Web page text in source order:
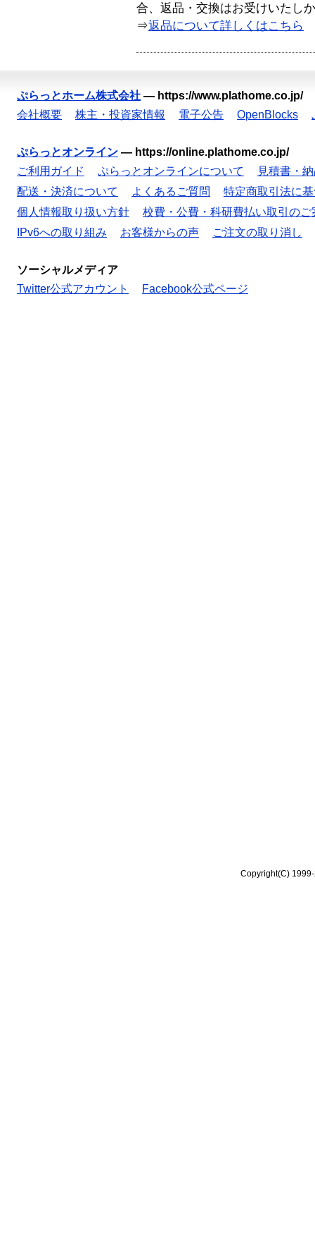
合、返品・交換はお受けいたし
⇒返品について詳しくはこちら
ぷらっとホーム株式会社 — https://www.plathome.co.jp/
会社概要
株主・投資家情報 電子公告 OpenBlocks
ぷらっとオンライン — https://online.plathome.co.jp/
ご利用ガイド
ぷらっとオンラインについて
見積書・
配送・決済について
よくあるご質問
特定商取引法に
個人情報取り扱い方針
校費・公費・科研費払い取引のご
IPv6への取り組み
お客様からの声 ご注文の取り消し
ソーシャルメディア
Twitter公式アカウント
Facebook公式ページ
Copyright(C)